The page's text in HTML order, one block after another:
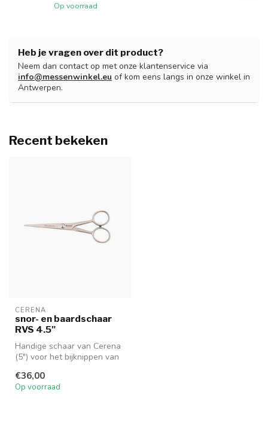
Op voorraad
Heb je vragen over dit product?
Neem dan contact op met onze klantenservice via
info@messenwinkel.eu of kom eens langs in onze winkel in
Antwerpen.
Recent bekeken
CERENA
snor- en baardschaar
RVS 4.5"
Handige schaar van Cerena
(5") voor het bijknippen van
€36,00
Op voorraad